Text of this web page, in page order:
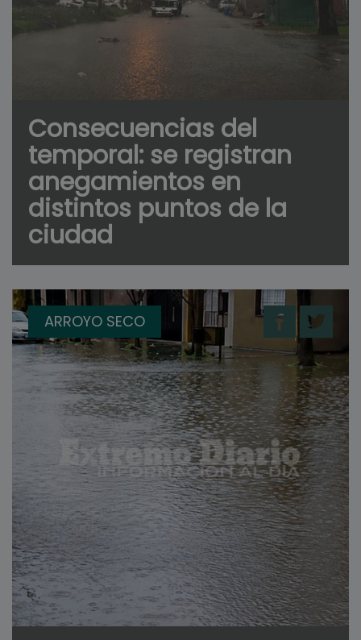
Consecuencias del
temporal: se registran
anegamientos en
distintos puntos de la
ciudad
ARROYO SECO